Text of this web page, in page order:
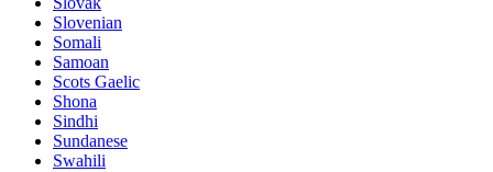
Slovenian
Somali
Samoan
Scots Gaelic
Shona
Sindhi
Sundanese
Swahili